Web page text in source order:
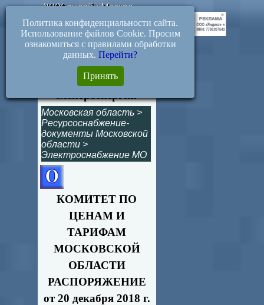
ЖКХ-онлайн.Москва
377-Р. Котловые
тарифы на передачу
электроэнергии
Московская область >
Ресурсоснабжение-
документы Московской
области >
Электроснабжение МО
КОМИТЕТ ПО
ЦЕНАМ И
ТАРИФАМ
МОСКОВСКОЙ
ОБЛАСТИ
РАСПОРЯЖЕНИЕ
от 20 декабря 2018 г.
Политика конфиденциальности сайта.
Использование файлов Cookie. Просим
ознакомиться с правилами обработки
данных. Перейти?
Принять